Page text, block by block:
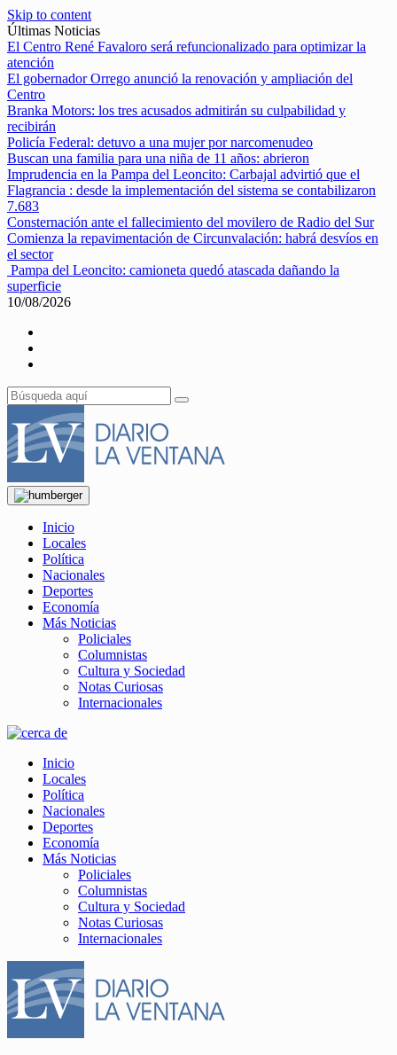
Skip to content
Últimas Noticias
El Centro René Favaloro será refuncionalizado para optimizar la
atención
El gobernador Orrego anunció la renovación y ampliación del
Centro
Branka Motors: los tres acusados admitirán su culpabilidad y
recibirán
Policía Federal: detuvo a una mujer por narcomenudeo
Buscan una familia para una niña de 11 años: abrieron
Imprudencia en la Pampa del Leoncito: Carbajal advirtió que el
Flagrancia : desde la implementación del sistema se contabilizaron
7.683
Consternación ante el fallecimiento del movilero de Radio del Sur
Comienza la repavimentación de Circunvalación: habrá desvíos en
el sector
Pampa del Leoncito: camioneta quedó atascada dañando la
superficie
10/08/2026
Inicio
Locales
Política
Nacionales
Deportes
Economía
Más Noticias
Policiales
Columnistas
Cultura y Sociedad
Notas Curiosas
Internacionales
Inicio
Locales
Política
Nacionales
Deportes
Economía
Más Noticias
Policiales
Columnistas
Cultura y Sociedad
Notas Curiosas
Internacionales